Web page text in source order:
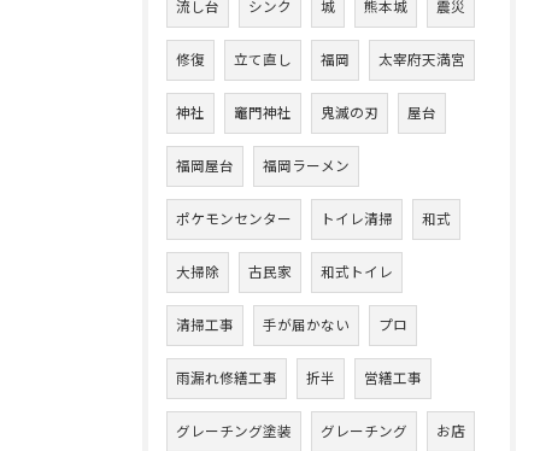
流し台 シンク 城 熊本城 震災
修復 立て直し 福岡 太宰府天満宮
神社 竈門神社 鬼滅の刃 屋台
福岡屋台 福岡ラーメン
ポケモンセンター トイレ清掃 和式
大掃除 古民家 和式トイレ
清掃工事 手が届かない プロ
雨漏れ修繕工事 折半 営繕工事
グレーチング塗装 グレーチング お店